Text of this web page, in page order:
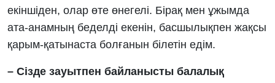
екіншіден, олар өте өнегелі. Бірақ мен ұжымда
ата-анамның беделді екенін, басшылықпен жақсы
қарым-қатынаста болғанын білетін едім.
– Сізде зауытпен байланысты балалық